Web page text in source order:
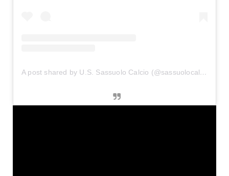
A post shared by U.S. Sassuolo Calcio (@sassuolocalcio)